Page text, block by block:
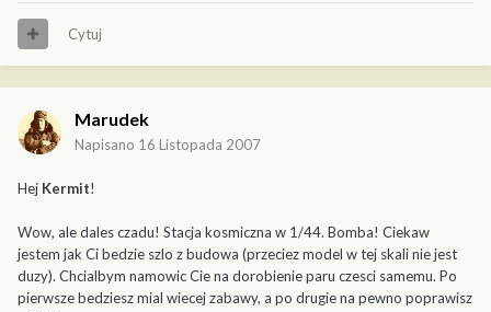
Cytuj
Marudek
Napisano 16 Listopada 2007
Hej Kermit!
Wow, ale dales czadu! Stacja kosmiczna w 1/44. Bomba! Ciekaw
jestem jak Ci bedzie szlo z budowa (przeciez model w tej skali nie jest
duzy). Chcialbym namowic Cie na dorobienie paru czesci samemu. Po
pierwsze bedziesz mial wiecej zabawy, a po drugie na pewno poprawisz